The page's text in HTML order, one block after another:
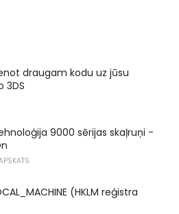
draugam kodu uz jūsu
3DS
9000 sērijas skaļruņi -
(HKLM reģistra